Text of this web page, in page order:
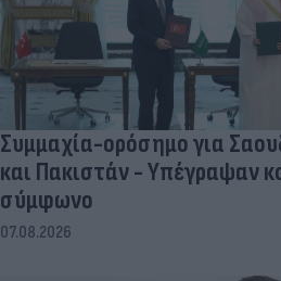
Συμμαχία-ορόσημο για
και Πακιστάν - Υπέγραψαν
σύμφωνο
07.08.2026